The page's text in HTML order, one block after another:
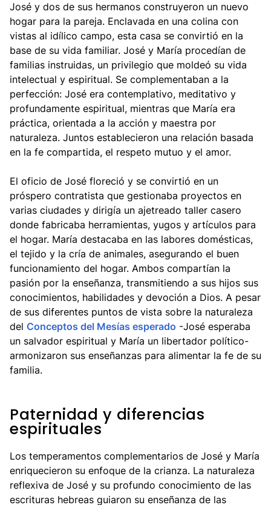
José y dos de sus hermanos construyeron un nuevo
hogar para la pareja. Enclavada en una colina con
vistas al idílico campo, esta casa se convirtió en la
base de su vida familiar. José y María procedían de
familias instruidas, un privilegio que moldeó su vida
intelectual y espiritual. Se complementaban a la
perfección: José era contemplativo, meditativo y
profundamente espiritual, mientras que María era
práctica, orientada a la acción y maestra por
naturaleza. Juntos establecieron una relación basada
en la fe compartida, el respeto mutuo y el amor.
El oficio de José floreció y se convirtió en un
próspero contratista que gestionaba proyectos en
varias ciudades y dirigía un ajetreado taller casero
donde fabricaba herramientas, yugos y artículos para
el hogar. María destacaba en las labores domésticas,
el tejido y la cría de animales, asegurando el buen
funcionamiento del hogar. Ambos compartían la
pasión por la enseñanza, transmitiendo a sus hijos sus
conocimientos, habilidades y devoción a Dios. A pesar
de sus diferentes puntos de vista sobre la naturaleza
del Conceptos del Mesías esperado -José esperaba
un salvador espiritual y María un libertador político-
armonizaron sus enseñanzas para alimentar la fe de su
familia.
Paternidad y diferencias
espirituales
Los temperamentos complementarios de José y María
enriquecieron su enfoque de la crianza. La naturaleza
reflexiva de José y su profundo conocimiento de las
escrituras hebreas guiaron su enseñanza de las